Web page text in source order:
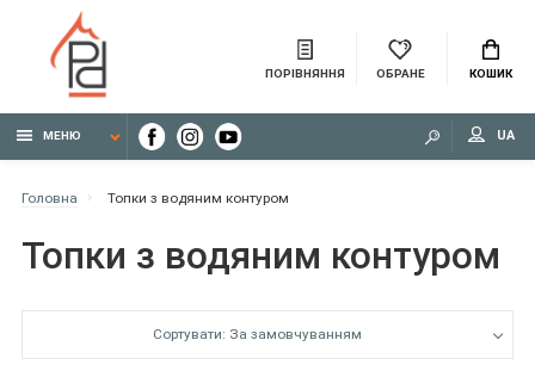
ПОРІВНЯННЯ ОБРАНЕ КОШИК
МЕНЮ UA
Головна Топки з водяним контуром
Топки з водяним контуром
Сортувати: За замовчуванням